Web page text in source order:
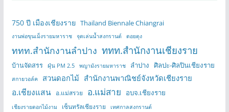
750 ปี เมืองเชียงราย Thailand Biennale Chiangrai
งานพ่อขุนเม็งรายมหาราช จุดเล่นน้ำสงกรานต์ ดอยตุง
ททท.สำนักงานลำปาง ททท.สำนักงานเชียงราย
บ้านจัดสรร ฝุ่น PM 2.5 พญามังรายมหาราช ลำปาง ศิลปะ-ศิลปินเชียงราย
สกายวอล์ค สวนดอกไม้ สำนักงานพาณิชย์จังหวัดเชียงราย
อ.เชียงแสน อ.แม่สรวย อ.แม่สาย อบจ.เชียงราย
เชียงรายดอกไม้งาม เซ็นทรัลเชียงราย เทศกาลสงกรานต์